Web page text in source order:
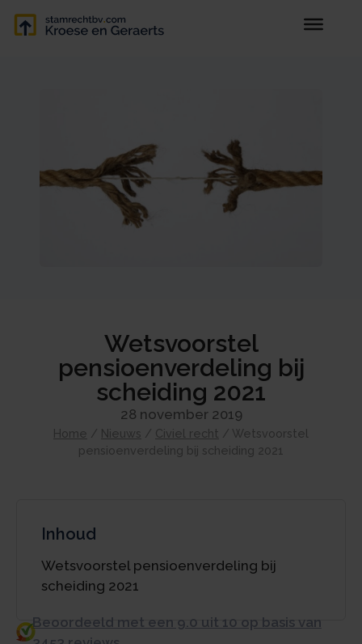
Wetsvoorstel
pensioenverdeling bij
scheiding 2021
28 november 2019
Home / Nieuws / Civiel recht / Wetsvoorstel
pensioenverdeling bij scheiding 2021
Inhoud
Wetsvoorstel pensioenverdeling bij
scheiding 2021
Beoordeeld met een 9.0 uit 10 op basis van